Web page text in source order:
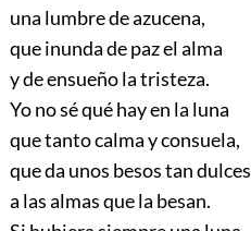
una lumbre de azucena,
que inunda de paz el alma
y de ensueño la tristeza.
Yo no sé qué hay en la luna
que tanto calma y consuela,
que da unos besos tan dulces
a las almas que la besan.